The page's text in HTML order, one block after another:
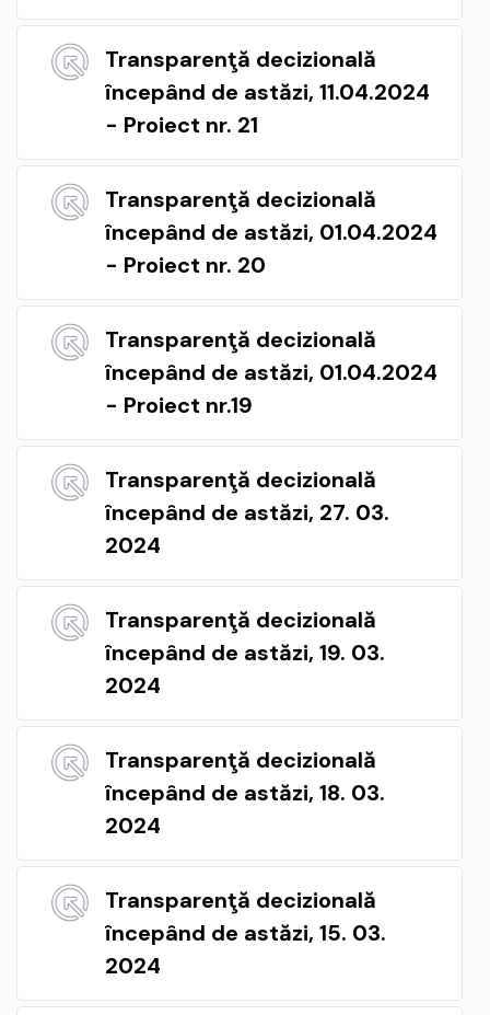
Transparenţă decizională
începând de astăzi, 11.04.2024
- Proiect nr. 21
Transparenţă decizională
începând de astăzi, 01.04.2024
- Proiect nr. 20
Transparenţă decizională
începând de astăzi, 01.04.2024
- Proiect nr.19
Transparenţă decizională
începând de astăzi, 27. 03.
2024
Transparenţă decizională
începând de astăzi, 19. 03.
2024
Transparenţă decizională
începând de astăzi, 18. 03.
2024
Transparenţă decizională
începând de astăzi, 15. 03.
2024